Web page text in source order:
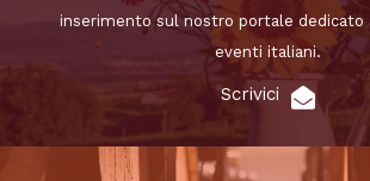
inserimento sul nostro portale dedicato
eventi italiani.
Scrivici